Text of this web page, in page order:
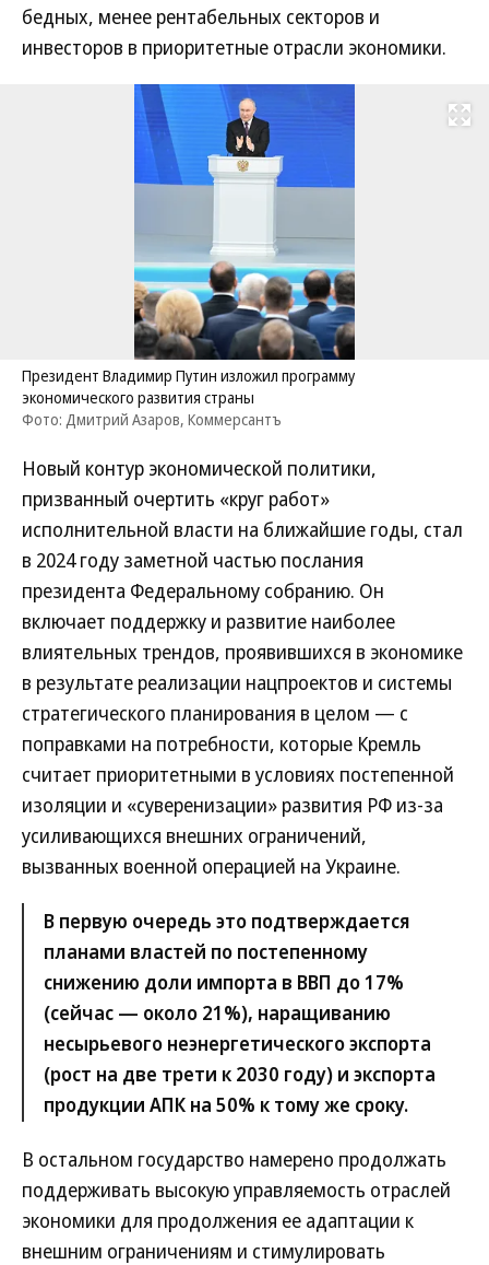
бедных, менее рентабельных секторов и
инвесторов в приоритетные отрасли экономики.
Развернуть
Президент Владимир Путин изложил программу
экономического развития страны
Фото: Дмитрий Азаров, Коммерсантъ
Новый контур экономической политики,
призванный очертить «круг работ»
исполнительной власти на ближайшие годы, стал
в 2024 году заметной частью послания
президента Федеральному собранию. Он
включает поддержку и развитие наиболее
влиятельных трендов, проявившихся в экономике
в результате реализации нацпроектов и системы
стратегического планирования в целом — с
поправками на потребности, которые Кремль
считает приоритетными в условиях постепенной
изоляции и «суверенизации» развития РФ из-за
усиливающихся внешних ограничений,
вызванных военной операцией на Украине.
В первую очередь это подтверждается
планами властей по постепенному
снижению доли импорта в ВВП до 17%
(сейчас — около 21%), наращиванию
несырьевого неэнергетического экспорта
(рост на две трети к 2030 году) и экспорта
продукции АПК на 50% к тому же сроку.
В остальном государство намерено продолжать
поддерживать высокую управляемость отраслей
экономики для продолжения ее адаптации к
внешним ограничениям и стимулировать